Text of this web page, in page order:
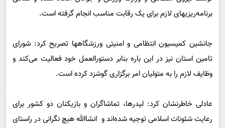
برنامه‌ریزیهای لازم برای یک رقابت مناسب انجام گرفته است.
جانشین کمیسیون انتظامی و امنیتی ورزشگاهها تصریح کرد: شورای
تامین استان نیز در این باره بنابر دستورالعمل خود فعالیت می‌کند و
وظایف لازم را به متولیان امر برگزاری گوشزد کرده است.
عادلی خاطرنشان کرد: لیدرها، تماشاگران و بازیکنان دو کشور برای
رعایت شئونات اسلامی توجیه شده‌اند و انشاالله هیچ نگرانی در راستای